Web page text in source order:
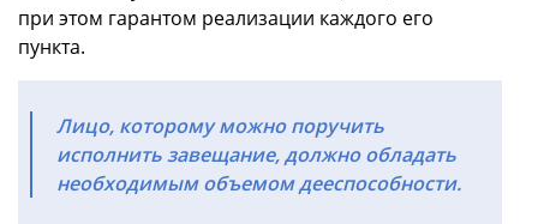
при этом гарантом реализации каждого его
пункта.
Лицо, которому можно поручить
исполнить завещание, должно обладать
необходимым объемом дееспособности.